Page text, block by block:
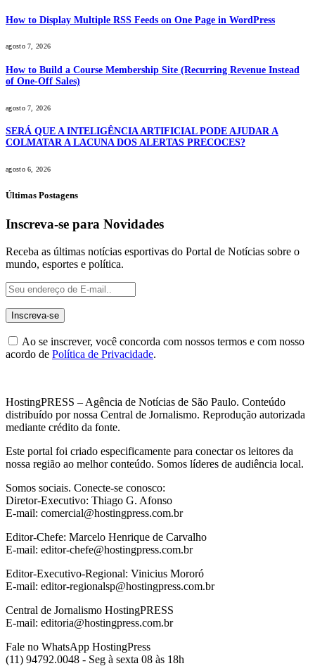
How to Display Multiple RSS Feeds on One Page in WordPress
agosto 7, 2026
How to Build a Course Membership Site (Recurring Revenue Instead
of One-Off Sales)
agosto 7, 2026
SERÁ QUE A INTELIGÊNCIA ARTIFICIAL PODE AJUDAR A
COLMATAR A LACUNA DOS ALERTAS PRECOCES?
agosto 6, 2026
Últimas Postagens
Inscreva-se para Novidades
Receba as últimas notícias esportivas do Portal de Notícias sobre o
mundo, esportes e política.
Ao se inscrever, você concorda com nossos termos e com nosso
acordo de Política de Privacidade.
HostingPRESS – Agência de Notícias de São Paulo. Conteúdo
distribuído por nossa Central de Jornalismo. Reprodução autorizada
mediante crédito da fonte.
Este portal foi criado especificamente para conectar os leitores da
nossa região ao melhor conteúdo. Somos líderes de audiência local.
Somos sociais. Conecte-se conosco:
Diretor-Executivo: Thiago G. Afonso
E-mail: comercial@hostingpress.com.br
Editor-Chefe: Marcelo Henrique de Carvalho
E-mail: editor-chefe@hostingpress.com.br
Editor-Executivo-Regional: Vinicius Mororó
E-mail: editor-regionalsp@hostingpress.com.br
Central de Jornalismo HostingPRESS
E-mail: editoria@hostingpress.com.br
Fale no WhatsApp HostingPress
(11) 94792.0048 - Seg à sexta 08 às 18h